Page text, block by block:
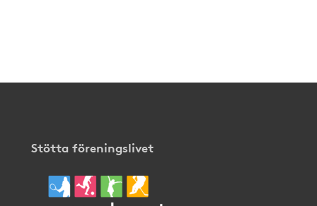
Stötta föreningslivet